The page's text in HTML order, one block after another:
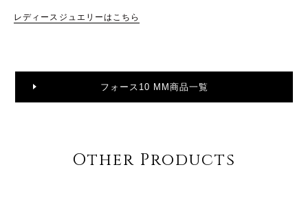
レディースジュエリーはこちら
フォース10 MM商品一覧
Other Products